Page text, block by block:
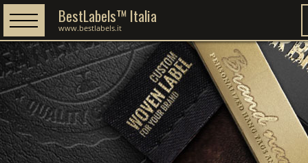
BestLabels™ Italia
www.bestlabels.it